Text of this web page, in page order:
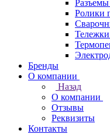
Ролики
Тележки
Бренды
О компании
Назад
О компании
Отзывы
Реквизиты
Контакты